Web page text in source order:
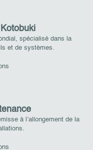
spécialisé dans la
et de systèmes.
à l’allongement de la